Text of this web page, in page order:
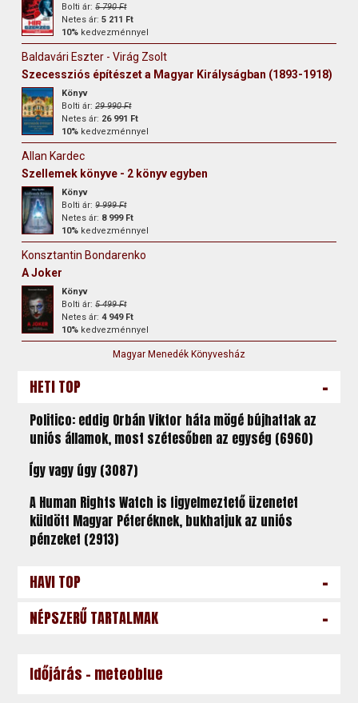
Bolti ár:5 790 Ft
Netes ár:5 211 Ft
10% kedvezménnyel
Baldavári Eszter - Virág Zsolt
Szecessziós építészet a Magyar Királyságban (1893-1918)
Könyv
Bolti ár:29 990 Ft
Netes ár: 26 991 Ft
10% kedvezménnyel
Allan Kardec
Szellemek könyve - 2 könyv egyben
Könyv
Bolti ár:9 999 Ft
Netes ár: 8 999 Ft
10% kedvezménnyel
Konsztantin Bondarenko
A Joker
Könyv
Bolti ár:5 499 Ft
Netes ár:4 949 Ft
10% kedvezménnyel
Magyar Menedék Könyvesház
HETI TOP -
Politico: eddig Orbán Viktor háta mögé bújhattak az
uniós államok, most szétesőben az egység (6960)
Így vagy úgy (3087)
A Human Rights Watch is figyelmeztető üzenetet
küldött Magyar Péteréknek, bukhatjuk az uniós
pénzeket (2913)
HAVI TOP -
NÉPSZERŰ TARTALMAK -
Időjárás - meteoblue